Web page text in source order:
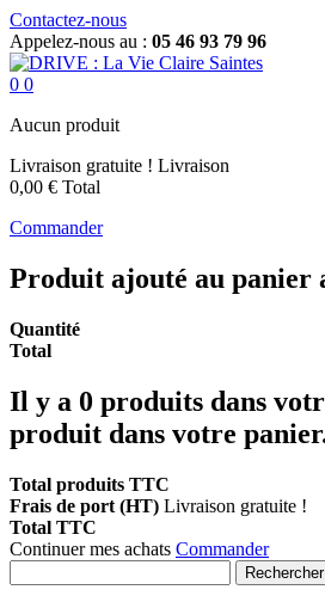
Contactez-nous
Appelez-nous au : 05 46 93 79 96
0 0
Aucun produit
Livraison gratuite ! Livraison
0,00 € Total
Commander
Produit ajouté au panier
Quantité
Total
Il y a 0 produits dans
produit dans votre
Total produits TTC
Frais de port (HT) Livraison gratuite !
Total TTC
Continuer mes achats Commander
Rechercher